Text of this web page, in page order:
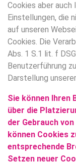
Cookies aber
Einstellungen, die
auf unseren
Cookies. Die
Abs. 1 S.1 lit. f
Benutzerführung
Darstellung
Sie können Ihren
über die
der Gebrauch
können Cookies
entsprechende
Setzen neuer